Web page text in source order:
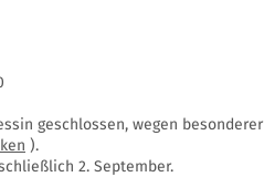
geschlossen, wegen besonderer
).
2. September.